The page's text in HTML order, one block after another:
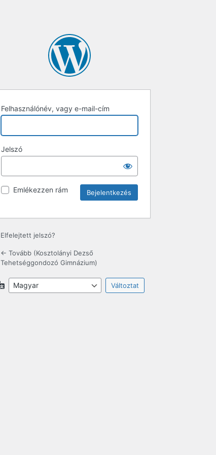
Felhasználónév, vagy e-mail-cím
Jelszó
Emlékezzen rám
Elfelejtett jelszó?
← Tovább (Kosztolányi Dezső
Tehetséggondozó Gimnázium)
Nyelv